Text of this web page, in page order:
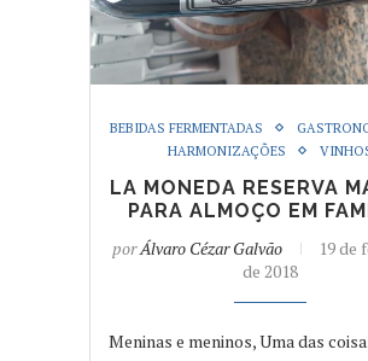
BEBIDAS FERMENTADAS
HARMONIZAÇÕES
LA MONEDA RESERVA
PARA ALMOÇO EM
porÁlvaro Cézar Galvão
19 de
de 2018
Meninas e meninos, Uma das